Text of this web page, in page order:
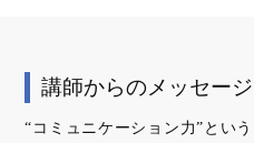
講師からのメッセージ
“コミュニケーション力”とい